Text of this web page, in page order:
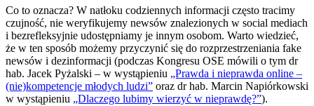
Co to oznacza? W natłoku codziennych informacji często tracimy
czujność, nie weryfikujemy newsów znalezionych w social mediach
i bezrefleksyjnie udostępniamy je innym osobom. Warto wiedzieć,
że w ten sposób możemy przyczynić się do rozprzestrzeniania fake
newsów i dezinformacji (podczas Kongresu OSE mówili o tym dr
hab. Jacek Pyżalski – w wystąpieniu „Prawda i nieprawda online –
(nie)kompetencje młodych ludzi” oraz dr hab. Marcin Napiórkowski
w wystąpieniu „Dlaczego lubimy wierzyć w nieprawdę?”).